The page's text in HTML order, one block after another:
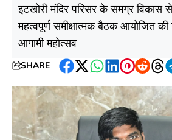
इटखोरी मंदिर परिसर के समग्र विकास
महत्वपूर्ण समीक्षात्मक बैठक आयोजित
आगामी महोत्सव
SHARE
Facebook
Twitter
WhatsApp
LinkedIn
Pinterest